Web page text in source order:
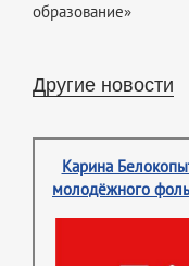
образование»
Другие новости
Карина
молодёжного